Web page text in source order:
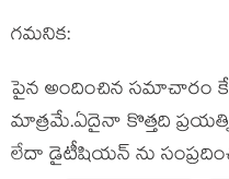
గమనిక:
పైన అందించిన సమాచారం
మాత్రమే.ఏదైనా కొత్తది
లేదా డైటీషియన్ ను